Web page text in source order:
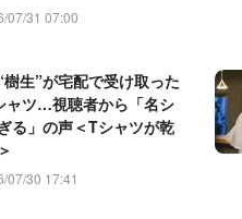
07/31 07:00
生”が宅配で受け取った
ャツ…視聴者から「名シ
る」の声＜Tシャツが乾
07/30 17:41